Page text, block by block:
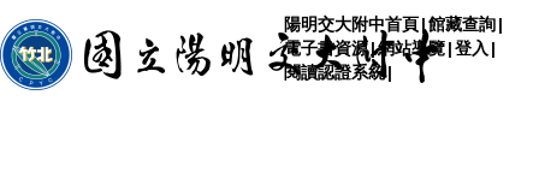
陽明交大附中首頁|館藏查詢|
電子書資源|網站導覽|登入 |
閱讀認證系統 |